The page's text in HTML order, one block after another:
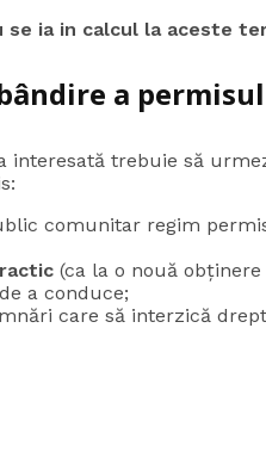
ia in calcul la aceste
a
interesată trebuie să
comunitar regim
(ca la o nouă
a conduce;
care să interzică